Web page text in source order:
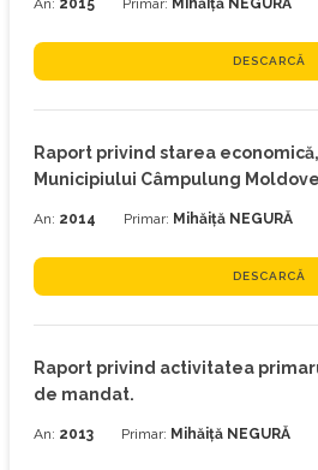
An: 2015 Primar: Mihăiță NEGURĂ
DESCARCĂ
Raport privind starea
Municipiului Câmpulung
An: 2014 Primar: Mihăiță NEGURĂ
DESCARCĂ
Raport privind activitatea
de mandat.
An: 2013 Primar: Mihăiță NEGURĂ